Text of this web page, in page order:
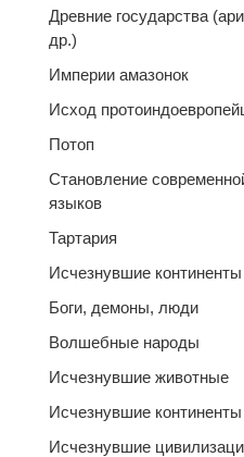
Древние государства
др.)
Империи амазонок
Исход
Потоп
Становление
языков
Тартария
Исчезнувшие
Боги, демоны, люди
Волшебные народы
Исчезнувшие животные
Исчезнувшие континенты
Исчезнувшие